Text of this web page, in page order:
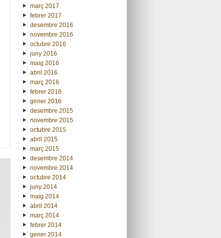
març 2017
febrer 2017
desembre 2016
novembre 2016
octubre 2016
juny 2016
maig 2016
abril 2016
març 2016
febrer 2016
gener 2016
desembre 2015
novembre 2015
octubre 2015
abril 2015
març 2015
desembre 2014
novembre 2014
octubre 2014
juny 2014
maig 2014
abril 2014
març 2014
febrer 2014
gener 2014